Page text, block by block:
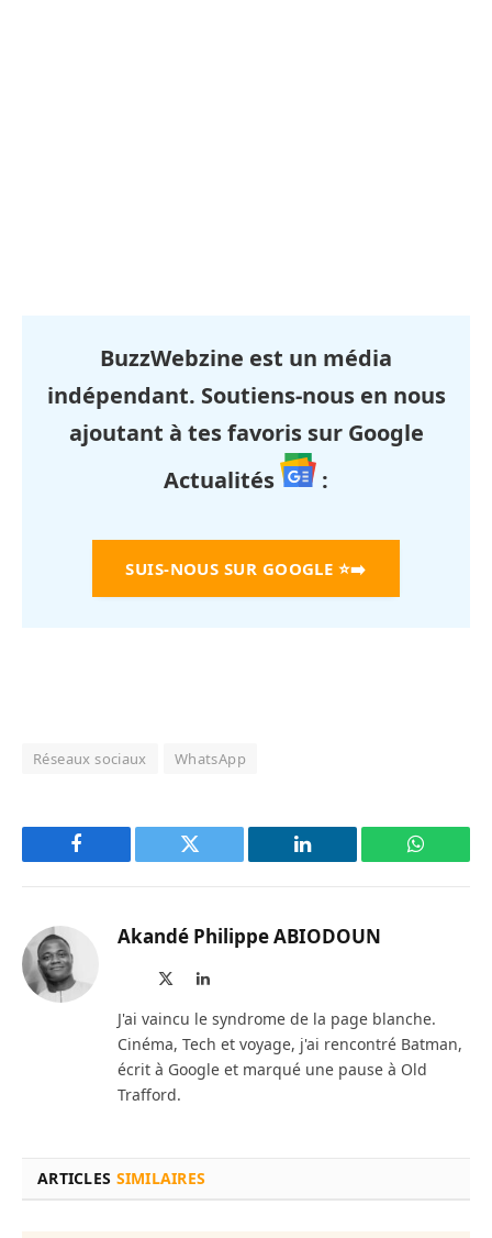
BuzzWebzine est un média
indépendant. Soutiens-nous en nous
ajoutant à tes favoris sur Google
Actualités
:
SUIS-NOUS SUR GOOGLE ⭐➡️
Réseaux sociaux WhatsApp
Facebook Twitter LinkedIn
Akandé Philippe ABIODOUN
LinkedIn
J'ai vaincu le syndrome de la page blanche.
Cinéma, Tech et voyage, j'ai rencontré Batman,
écrit à Google et marqué une pause à Old
Trafford.
ARTICLES SIMILAIRES